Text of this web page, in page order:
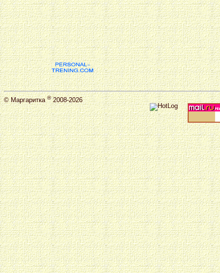
©Маргаритка®2008-2026